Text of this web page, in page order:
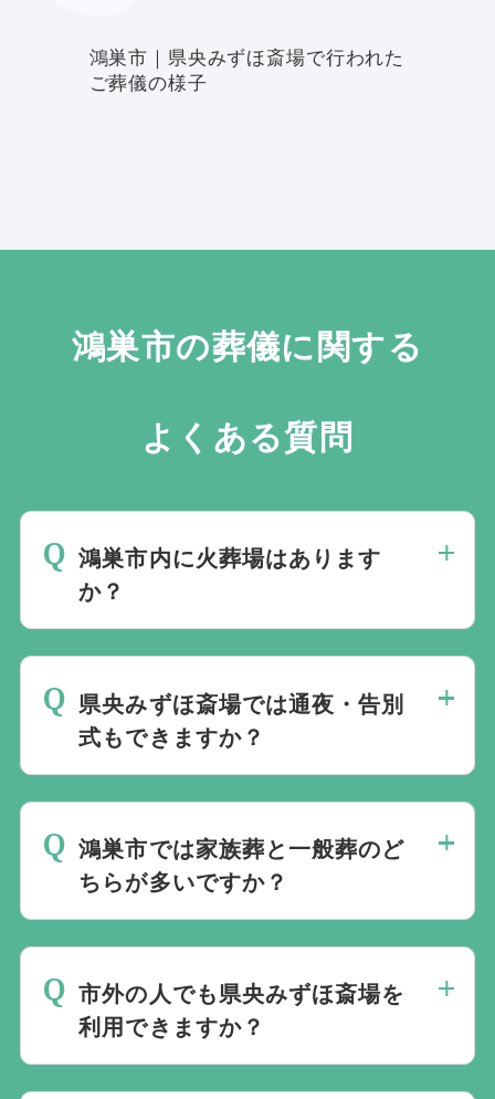
平川 雅彦
鴻巣市｜県央みずほ斎場で行われた
ご葬儀の様子
鴻巣市の葬儀に関する
よくある質問
鴻巣市内に火葬場はあります
か？
があり、ここで火葬を行います。
県央みずほ斎場では通夜・告別
式もできますか？
行うことができます。
鴻巣市では家族葬と一般葬のど
ちらが多いですか？
ースも一定数あります。公営斎場・民営ホ
ールともに両方の形式に対応可能です。
市外の人でも県央みずほ斎場を
利用できますか？